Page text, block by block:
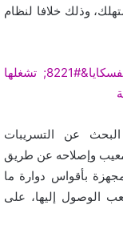
وذلك خلافا لنظام
مزرعة الرياح &#8220;كوتشوبيفسكايا&#8221; تشغلها
البحث عن التسريبات
وإصلاحه عن طريق
بأقواس دوارة ما
الوصول إليها، على